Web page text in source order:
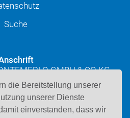
die Bereitstellung unserer
unserer Dienste
einverstanden, dass wir
Suche
GMBH & CO KG
Straße 49
Singen